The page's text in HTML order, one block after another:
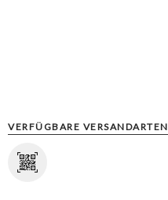
VERFÜGBARE VERSANDARTEN